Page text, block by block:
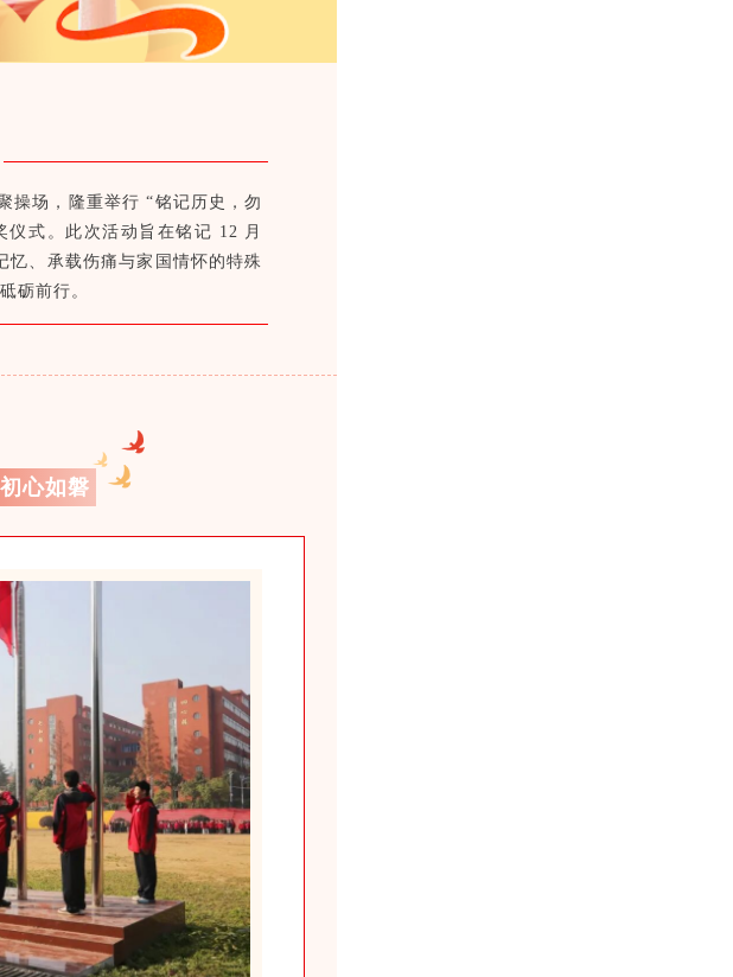
操场，隆重举行 “铭记历史，勿
式。此次活动旨在铭记 12 月
忆、承载伤痛与家国情怀的特殊
砺前行。
心如磐